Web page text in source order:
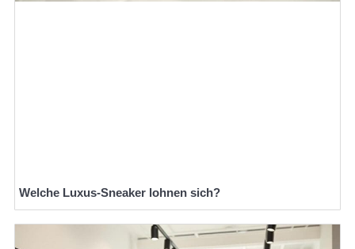
Welche Luxus-Sneaker lohnen sich?